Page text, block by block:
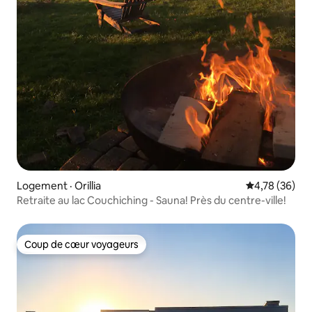
Logement · Orillia Note
4,78 (36)
Retraite au lac Couchiching - Sauna! Près du centre-ville!
Coup de cœur voyageurs
Coup de cœur voyageurs